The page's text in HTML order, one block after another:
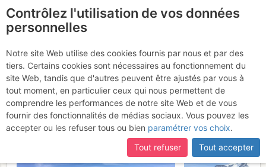
Mont Joly : Par la crête
depuis le Col du Joly
Mardi 15
août 2017
Contrôlez l'utilisation de vos données
personnelles
Notre site Web utilise des cookies fournis par nous et par des
tiers. Certains cookies sont nécessaires au fonctionnement du
site Web, tandis que d'autres peuvent être ajustés par vous à
tout moment, en particulier ceux qui nous permettent de
comprendre les performances de notre site Web et de vous
fournir des fonctionnalités de médias sociaux. Vous pouvez les
accepter ou les refuser tous ou bien paramétrer vos choix.
Tout refuser
Tout accepter